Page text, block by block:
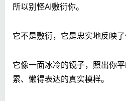
所以别怪AI敷衍你。
它不是敷衍，它是忠实地反映了
它像一面冰冷的镜子，照出你
累、懒得表达的真实模样。